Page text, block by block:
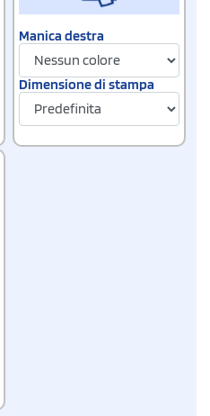
Manica destra
Dimensione di stampa